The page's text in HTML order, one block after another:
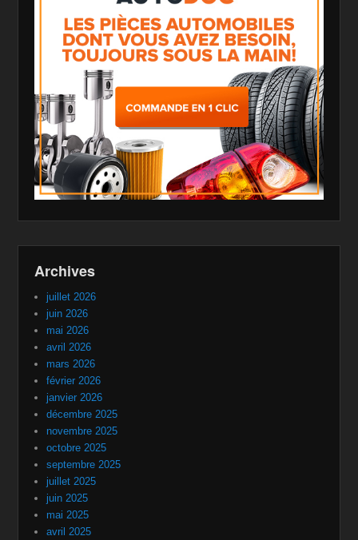
Archives
juillet 2026
juin 2026
mai 2026
avril 2026
mars 2026
février 2026
janvier 2026
décembre 2025
novembre 2025
octobre 2025
septembre 2025
juillet 2025
juin 2025
mai 2025
avril 2025